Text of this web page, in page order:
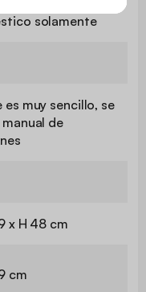
solamente
es muy sencillo, se
de
x H 48 cm
cm